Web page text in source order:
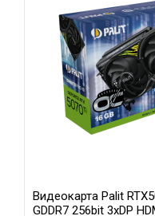
Видеокарта Palit
GDDR7 256bit 3xDP